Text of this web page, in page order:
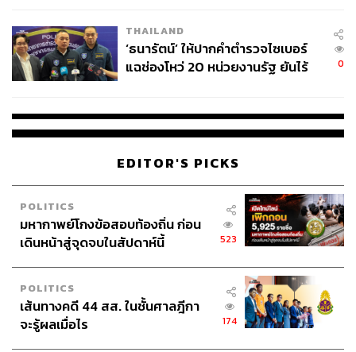
จ่ายหนี้-แอบระบุแบรนด์
THAILAND
‘ธนารัตน์’ ให้ปากคำตำรวจไซเบอร์
แฉช่องโหว่ 20 หน่วยงานรัฐ ยันไร้
0
EDITOR'S PICKS
POLITICS
มหากาพย์โกงข้อสอบท้องถิ่น ก่อน
เดินหน้าสู่จุดจบในสัปดาห์นี้
523
POLITICS
เส้นทางคดี 44 สส. ในชั้นศาลฎีกา
จะรู้ผลเมื่อไร
174